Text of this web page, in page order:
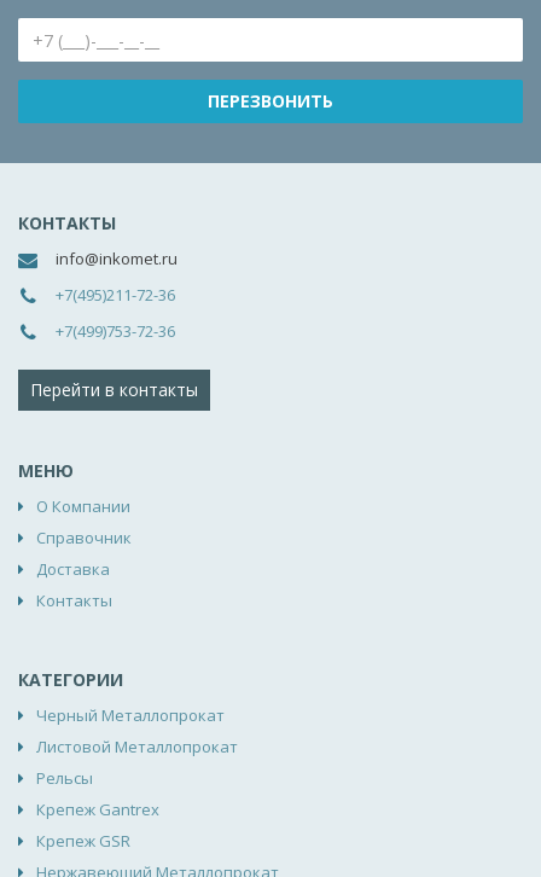
КОНТАКТЫ
info@inkomet.ru
+7(495)211-72-36
+7(499)753-72-36
Перейти в контакты
МЕНЮ
О Компании
Справочник
Доставка
Контакты
КАТЕГОРИИ
Черный Металлопрокат
Листовой Металлопрокат
Рельсы
Крепеж Gantrex
Крепеж GSR
Нержавеющий Металлопрокат